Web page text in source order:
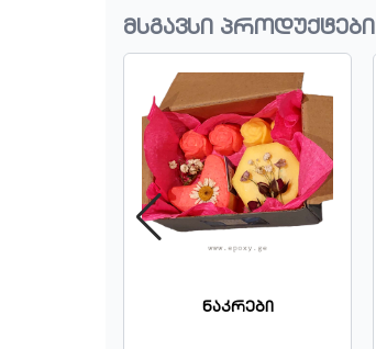
მსგავსი პროდუქტები
Ნაკრები